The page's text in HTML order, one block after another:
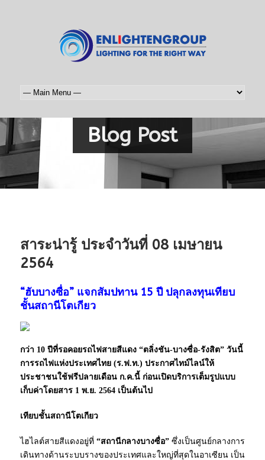
Blog Post
สาระน่ารู้ ประจำวันที่ 08 เมษายน
2564
“ฮับบางซื่อ” แจกสัมปทาน 15 ปี ปลุกลงทุนเทียบ
ชั้นสถานีโตเกียว
กว่า 10 ปีที่รอคอยรถไฟสายสีแดง “ตลิ่งชัน-บางซื่อ-รังสิต” วันนี้
การรถไฟแห่งประเทศไทย (ร.ฟ.ท.) ประกาศไทม์ไลน์ให้
ประชาชนใช้ฟรีปลายเดือน ก.ค.นี้ ก่อนเปิดบริการเต็มรูปแบบ
เก็บค่าโดยสาร 1 พ.ย. 2564 เป็นต้นไป
เทียบชั้นสถานีโตเกียว
ไฮไลต์สายสีแดงอยู่ที่ “สถานีกลางบางซื่อ” ซึ่งเป็นศูนย์กลางการ
เดินทางด้านระบบรางของประเทศและใหญ่ที่สุดในอาเซียน เป็น